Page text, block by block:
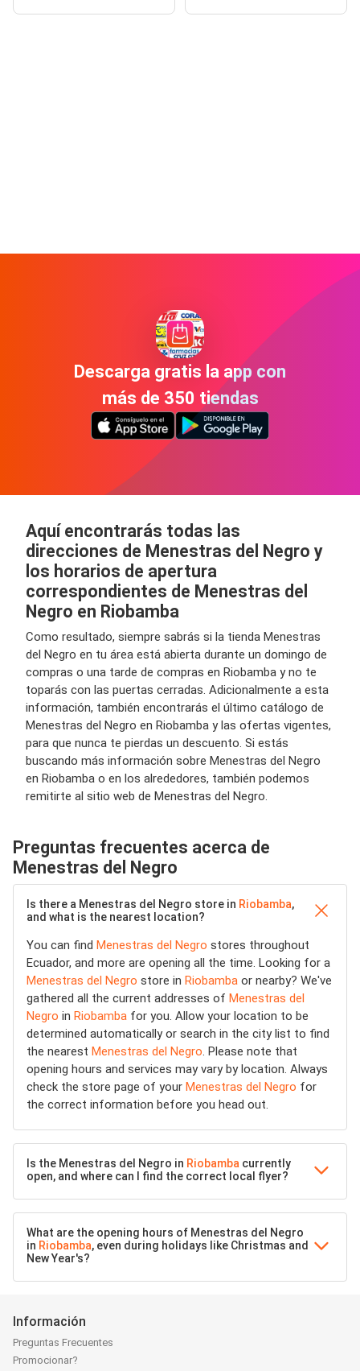
Descarga gratis la app con
más de 350 tiendas
Aquí encontrarás todas las
direcciones de Menestras del Negro y
los horarios de apertura
correspondientes de Menestras del
Negro en Riobamba
Como resultado, siempre sabrás si la tienda Menestras
del Negro en tu área está abierta durante un domingo de
compras o una tarde de compras en Riobamba y no te
toparás con las puertas cerradas. Adicionalmente a esta
información, también encontrarás el último catálogo de
Menestras del Negro en Riobamba y las ofertas vigentes,
para que nunca te pierdas un descuento. Si estás
buscando más información sobre Menestras del Negro
en Riobamba o en los alrededores, también podemos
remitirte al sitio web de Menestras del Negro.
Preguntas frecuentes acerca de
Menestras del Negro
Is there a Menestras del Negro store in Riobamba,
and what is the nearest location?
You can find Menestras del Negro stores throughout
Ecuador, and more are opening all the time. Looking for a
Menestras del Negro store in Riobamba or nearby? We've
gathered all the current addresses of Menestras del
Negro in Riobamba for you. Allow your location to be
determined automatically or search in the city list to find
the nearest Menestras del Negro. Please note that
opening hours and services may vary by location. Always
check the store page of your Menestras del Negro for
the correct information before you head out.
Is the Menestras del Negro in Riobamba currently
open, and where can I find the correct local flyer?
What are the opening hours of Menestras del Negro
in Riobamba, even during holidays like Christmas and
New Year's?
Información
Preguntas Frecuentes
Promocionar?